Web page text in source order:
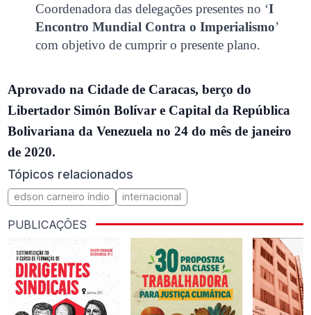
Coordenadora das delegações presentes no ‘I
Encontro Mundial Contra o Imperialismo’
com objetivo de cumprir o presente plano.
Aprovado na Cidade de Caracas, berço do
Libertador Simón Bolívar e Capital da República
Bolivariana da Venezuela no 24 do mês de janeiro
de 2020.
Tópicos relacionados
edson carneiro índio internacional
PUBLICAÇÕES